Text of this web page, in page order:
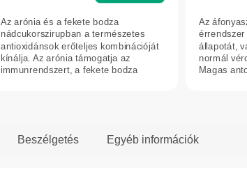
Az arónia és a fekete bodza
nádcukorszirupban a természetes
antioxidánsok erőteljes kombinációját
kínálja. Az arónia támogatja az
immunrendszert, a fekete bodza
Az
állapotát,
normál
Magas
Beszélgetés Egyéb információk